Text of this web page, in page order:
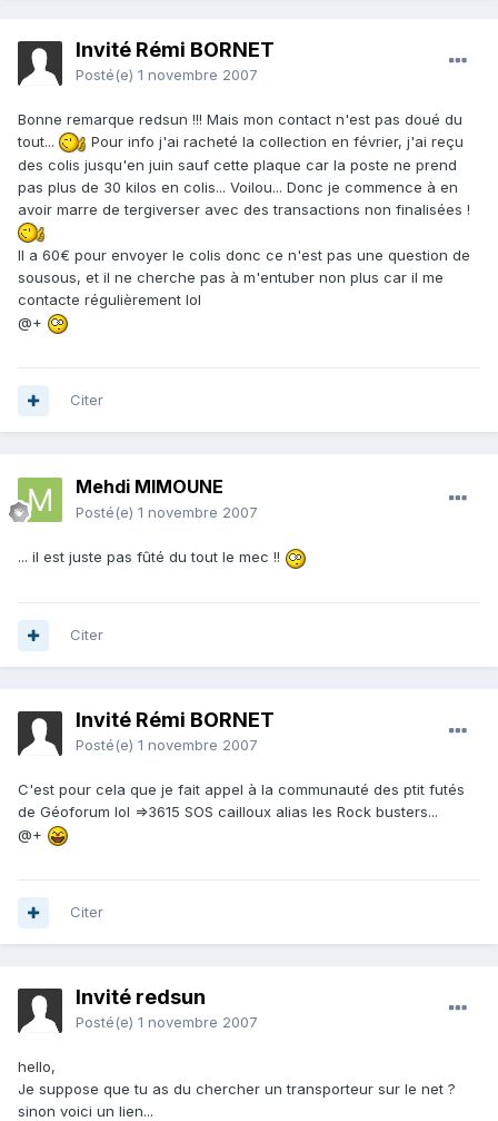
Invité Rémi BORNET
Posté(e) 1 novembre 2007
Bonne remarque redsun !!! Mais mon contact n'est pas doué du
tout...
Pour info j'ai racheté la collection en février, j'ai reçu
des colis jusqu'en juin sauf cette plaque car la poste ne prend
pas plus de 30 kilos en colis... Voilou... Donc je commence à en
avoir marre de tergiverser avec des transactions non finalisées !
Il a 60€ pour envoyer le colis donc ce n'est pas une question de
sousous, et il ne cherche pas à m'entuber non plus car il me
contacte régulièrement lol
@+
Citer
Mehdi MIMOUNE
Posté(e) 1 novembre 2007
... il est juste pas fûté du tout le mec !!
Citer
Invité Rémi BORNET
Posté(e) 1 novembre 2007
C'est pour cela que je fait appel à la communauté des ptit futés
de Géoforum lol =>3615 SOS cailloux alias les Rock busters...
@+
Citer
Invité redsun
Posté(e) 1 novembre 2007
hello,
Je suppose que tu as du chercher un transporteur sur le net ?
sinon voici un lien...